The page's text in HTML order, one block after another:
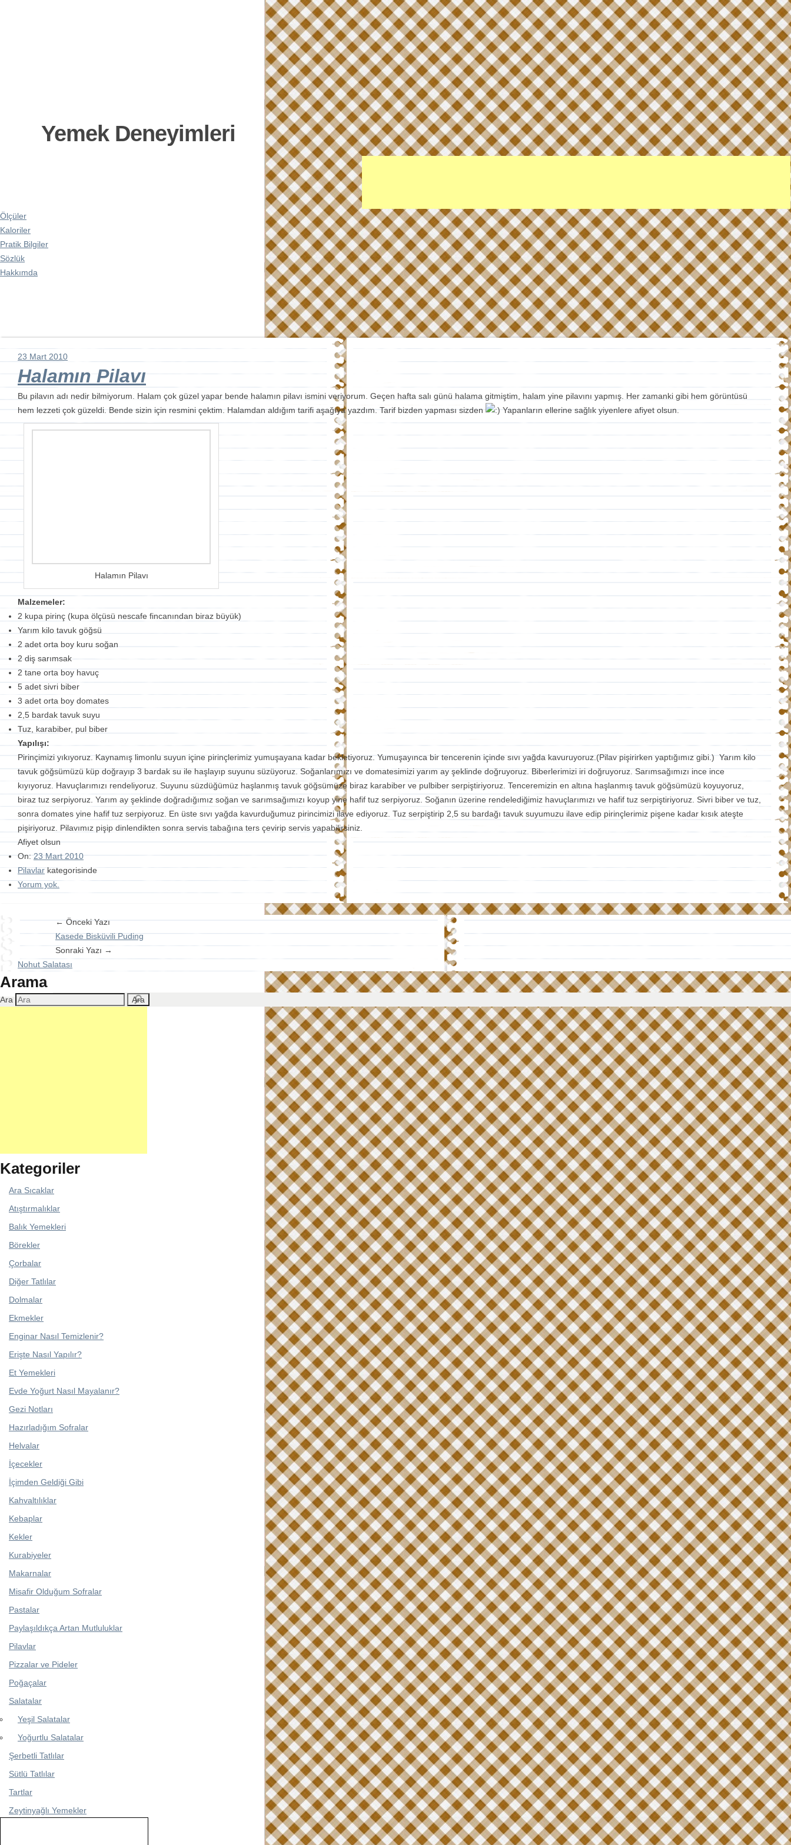
Yemek Deneyimleri
Ölçüler
Kaloriler
Pratik Bilgiler
Sözlük
Hakkımda
23 Mart 2010
Halamın Pilavı
Bu pilavın adı nedir bilmiyorum. Halam çok güzel yapar bende halamın pilavı ismini veriyorum. Geçen hafta salı günü halama gitmiştim, halam yine pilavını yapmış. Her zamanki gibi hem görüntüsü
hem lezzeti çok güzeldi. Bende sizin için resmini çektim. Halamdan aldığım tarifi aşağıya yazdım. Tarif bizden yapması sizden
Yapanların ellerine sağlık yiyenlere afiyet olsun.
Halamın Pilavı
Malzemeler:
2 kupa pirinç (kupa ölçüsü nescafe fincanından biraz büyük)
Yarım kilo tavuk göğsü
2 adet orta boy kuru soğan
2 diş sarımsak
2 tane orta boy havuç
5 adet sivri biber
3 adet orta boy domates
2,5 bardak tavuk suyu
Tuz, karabiber, pul biber
Yapılışı:
Pirinçimizi yıkıyoruz. Kaynamış limonlu suyun içine pirinçlerimiz yumuşayana kadar bekletiyoruz. Yumuşayınca bir tencerenin içinde sıvı yağda kavuruyoruz.(Pilav pişirirken yaptığımız gibi.) Yarım kilo
tavuk göğsümüzü küp doğrayıp 3 bardak su ile haşlayıp suyunu süzüyoruz. Soğanlarımızı ve domatesimizi yarım ay şeklinde doğruyoruz. Biberlerimizi iri doğruyoruz. Sarımsağımızı ince ince
kıyıyoruz. Havuçlarımızı rendeliyoruz. Suyunu süzdüğümüz haşlanmış tavuk göğsümüze biraz karabiber ve pulbiber serpiştiriyoruz. Tenceremizin en altına haşlanmış tavuk göğsümüzü koyuyoruz,
biraz tuz serpiyoruz. Yarım ay şeklinde doğradığımız soğan ve sarımsağımızı koyup yine hafif tuz serpiyoruz. Soğanın üzerine rendelediğimiz havuçlarımızı ve hafif tuz serpiştiriyoruz. Sivri biber ve tuz,
sonra domates yine hafif tuz serpiyoruz. En üste sıvı yağda kavurduğumuz pirincimizi ilave ediyoruz. Tuz serpiştirip 2,5 su bardağı tavuk suyumuzu ilave edip pirinçlerimiz pişene kadar kısık ateşte
pişiriyoruz. Pilavımız pişip dinlendikten sonra servis tabağına ters çevirip servis yapabilirsiniz.
Afiyet olsun
On: 23 Mart 2010
Pilavlar kategorisinde
Yorum yok.
← Önceki Yazı
Kasede Bisküvili Puding
Sonraki Yazı →
Nohut Salatası
Arama
Ara
Kategoriler
Ara Sıcaklar
Atıştırmalıklar
Balık Yemekleri
Börekler
Çorbalar
Diğer Tatlılar
Dolmalar
Ekmekler
Enginar Nasıl Temizlenir?
Erişte Nasıl Yapılır?
Et Yemekleri
Evde Yoğurt Nasıl Mayalanır?
Gezi Notları
Hazırladığım Sofralar
Helvalar
İçecekler
İçimden Geldiği Gibi
Kahvaltılıklar
Kebaplar
Kekler
Kurabiyeler
Makarnalar
Misafir Olduğum Sofralar
Pastalar
Paylaşıldıkça Artan Mutluluklar
Pilavlar
Pizzalar ve Pideler
Poğaçalar
Salatalar
Yeşil Salatalar
Yoğurtlu Salatalar
Şerbetli Tatlılar
Sütlü Tatlılar
Tartlar
Zeytinyağlı Yemekler